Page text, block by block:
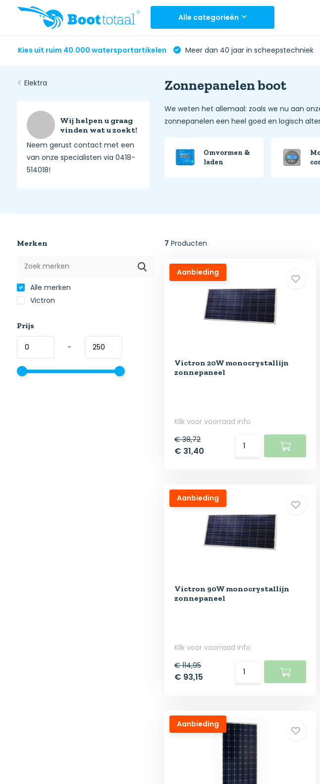
Alle categorieën
Kies uit ruim 40.000 watersportartikelen Meer dan 40 jaar in scheepstechniek
Elektra
Wij helpen u graag
vinden wat u zoekt!
Neem gerust contact met een
van onze specialisten via 0418-
514018!
Zonnepanelen boot
We weten het allemaal: zoals we nu aan
zonnepanelen een heel goed en logisch
Omvormen &
laden
Merken
Alle merken
Victron
Prijs
-
7 Producten
Aanbieding
Victron 20W monocrystallijn
zonnepaneel
Klik voor voorraad info
€ 38,72
€ 31,40
Aanbieding
Victron 90W monocrystallijn
zonnepaneel
Klik voor voorraad info
€ 114,95
€ 93,15
Aanbieding